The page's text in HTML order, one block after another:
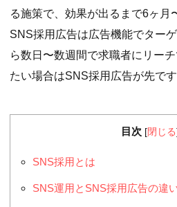
る施策で、効果が出るまで6ヶ月
SNS採用広告は広告機能でター
ら数日〜数週間で求職者にリー
たい場合はSNS採用広告が先です
目次 [閉じる]
SNS採用とは
SNS運用とSNS採用広告の違